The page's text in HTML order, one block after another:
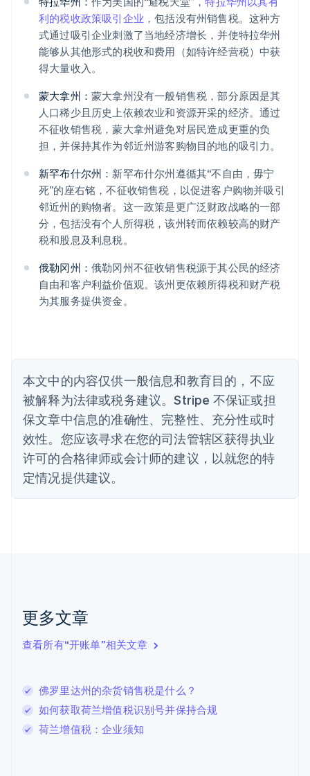
利的税收政策吸引企业 ，包括没有州销售税。这种方
式通过吸引企业刺激了当地经济增长，并使特拉华州
能够从其他形式的税收和费用（如特许经营税）中获
得大量收入。
蒙大拿州： 蒙大拿州没有一般销售税，部分原因是其
人口稀少且历史上依赖农业和资源开采的经济。通过
不征收销售税，蒙大拿州避免对居民造成更重的负
担，并保持其作为邻近州游客购物目的地的吸引力。
新罕布什尔州： 新罕布什尔州遵循其“不自由，毋宁
死”的座右铭，不征收销售税，以促进客户购物并吸引
邻近州的购物者。这一政策是更广泛财政战略的一部
分，包括没有个人所得税，该州转而依赖较高的财产
税和股息及利息税。
俄勒冈州： 俄勒冈州不征收销售税源于其公民的经济
自由和客户利益价值观。该州更依赖所得税和财产税
为其服务提供资金。
本文中的内容仅供一般信息和教育目的，不应
被解释为法律或税务建议。Stripe 不保证或担
保文章中信息的准确性、完整性、充分性或时
效性。您应该寻求在您的司法管辖区获得执业
许可的合格律师或会计师的建议，以就您的特
定情况提供建议。
更多文章
查看所有“开账单”相关文章
佛罗里达州的杂货销售税是什么？
如何获取荷兰增值税识别号并保持合规
荷兰增值税：企业须知
阿联酋
爱尔兰
English
爱沙尼亚
English
奥地利
DeutschEnglish
English
巴西
PortuguêsEnglish
English
丹麦
English
德国
DeutschEnglish
法国
FrançaisEnglish
芬兰
EnglishSvenska
English Italiano
拉脱维亚
立陶宛
DeutschEnglish
卢森堡
FrançaisDeutsch English
罗马尼亚